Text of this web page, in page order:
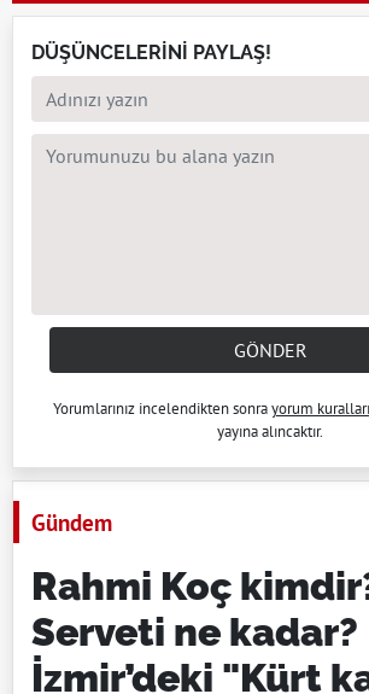
DÜŞÜNCELERİNİ PAYLAŞ!
GÖNDER
Yorumlarınız incelendikten sonrayorum kuralları
yayına alıncaktır.
Gündem
Rahmi Koç
Serveti ne kadar?
İzmir’deki "Kürt